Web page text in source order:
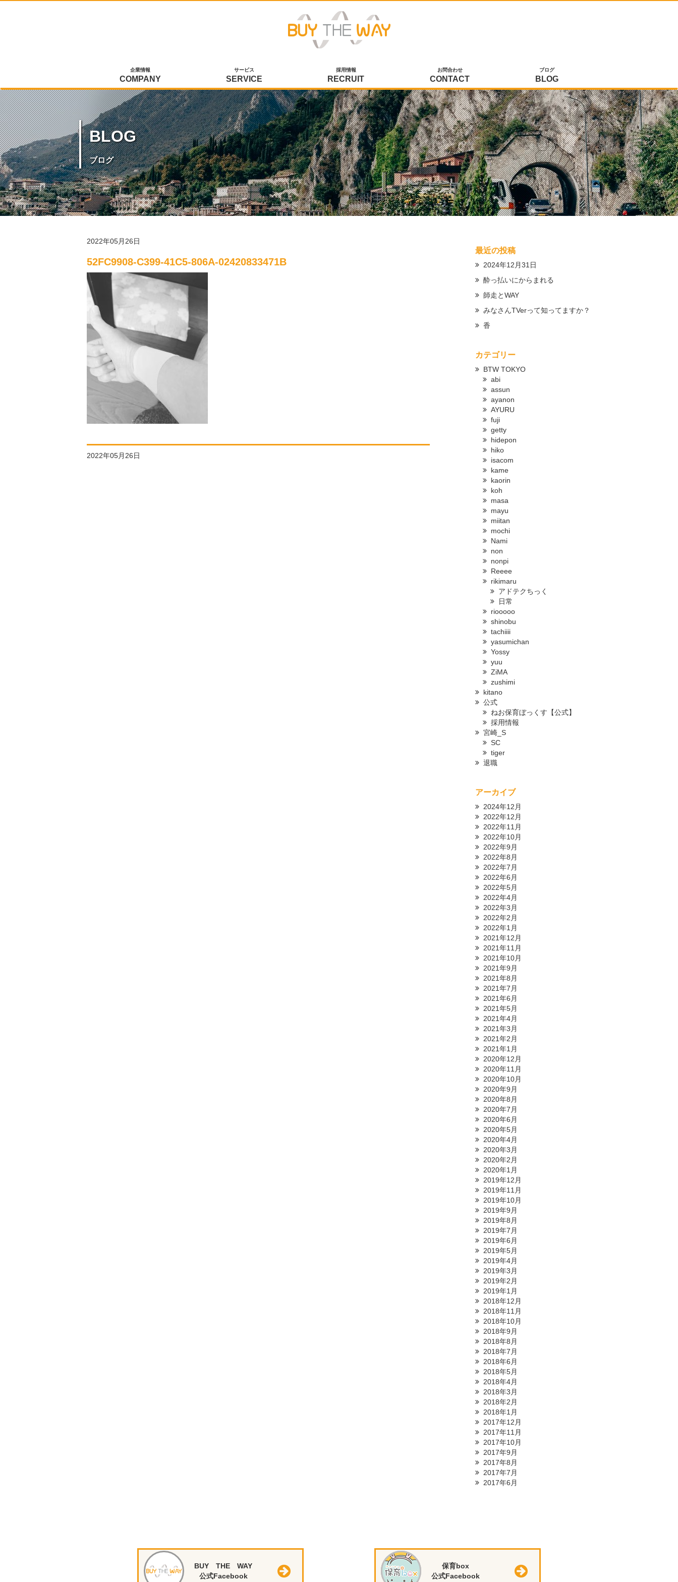
企業情報
COMPANY
サービス
SERVICE
採用情報
RECRUIT
お問合わせ
CONTACT
ブログ
BLOG
BLOG
ブログ
2022年05月26日
52FC9908-C399-41C5-806A-02420833471B
2022年05月26日
最近の投稿
2024年12月31日
酔っ払いにからまれる
師走とWAY
みなさんTVerって知ってますか？
香
カテゴリー
BTW TOKYO
abi
assun
ayanon
AYURU
fuji
getty
hidepon
hiko
isacom
kame
kaorin
koh
masa
mayu
miitan
mochi
Nami
non
nonpi
Reeee
rikimaru
アドテクちっく
日常
riooooo
shinobu
tachiiii
yasumichan
Yossy
yuu
ZiMA
zushimi
kitano
公式
ねお保育ぼっくす【公式】
採用情報
宮崎_S
SC
tiger
退職
アーカイブ
2024年12月
2022年12月
2022年11月
2022年10月
2022年9月
2022年8月
2022年7月
2022年6月
2022年5月
2022年4月
2022年3月
2022年2月
2022年1月
2021年12月
2021年11月
2021年10月
2021年9月
2021年8月
2021年7月
2021年6月
2021年5月
2021年4月
2021年3月
2021年2月
2021年1月
2020年12月
2020年11月
2020年10月
2020年9月
2020年8月
2020年7月
2020年6月
2020年5月
2020年4月
2020年3月
2020年2月
2020年1月
2019年12月
2019年11月
2019年10月
2019年9月
2019年8月
2019年7月
2019年6月
2019年5月
2019年4月
2019年3月
2019年2月
2019年1月
2018年12月
2018年11月
2018年10月
2018年9月
2018年8月
2018年7月
2018年6月
2018年5月
2018年4月
2018年3月
2018年2月
2018年1月
2017年12月
2017年11月
2017年10月
2017年9月
2017年8月
2017年7月
2017年6月
BUY THE WAY
公式Facebook
保育box
公式Facebook